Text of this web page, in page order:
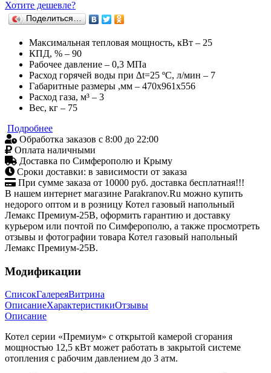
Хотите дешевле?
Поделиться…
Максимальная тепловая мощность, кВт – 25
КПД, % – 90
Рабочее давление – 0,3 МПа
Расход горячей воды при ∆t=25 ºС, л/мин – 7
Габаритные размеры ,мм – 470x961x556
Расход газа, м³ – 3
Вес, кг – 75
Подробнее
Обработка заказов с 8:00 до 22:00
Оплата наличными
Доставка по Симферополю и Крыму
Сроки доставки: в зависимости от заказа
При сумме заказа от 10000 руб. доставка бесплатная!!!
В нашем интернет магазине Parakranov.Ru можно купить
недорого оптом и в розницу Котел газовый напольный
Лемакс Премиум-25В, оформить гарантию и доставку
курьером или почтой по Симферополю, а также просмотреть
отзывы и фотографии товара Котел газовый напольный
Лемакс Премиум-25В.
Модификации
СписокГалереяВитрина
ОписаниеХарактеристикиОтзывы
Описание
Котел серии «Премиум» с открытой камерой сгорания
мощностью 12,5 кВт может работать в закрытой системе
отопления с рабочим давлением до 3 атм.